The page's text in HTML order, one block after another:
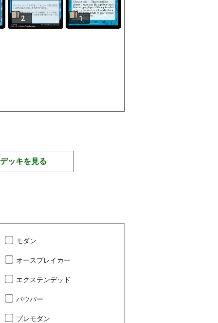
2 1
ッキを見る
モダン
オースブレイカー
エクステンデッド
パウパー
プレモダン